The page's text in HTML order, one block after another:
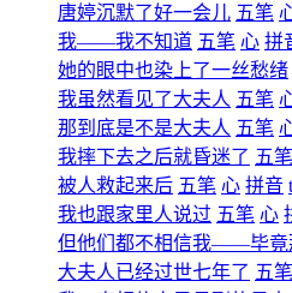
唐婷沉默了好一会儿 五笔
我――我不知道 五笔 心 拼
她的眼中也染上了一丝愁绪
我虽然看见了大夫人 五笔
那到底是不是大夫人 五笔
我摔下去之后就昏迷了 五笔
被人救起来后 五笔 心 拼音
我也跟家里人说过 五笔 心
但他们都不相信我――毕竟
大夫人已经过世七年了 五笔